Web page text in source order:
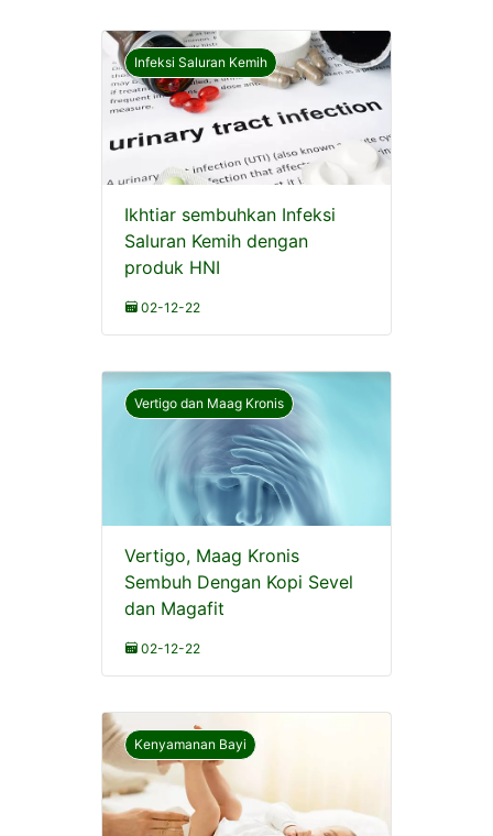
Infeksi Saluran Kemih
Ikhtiar sembuhkan Infeksi
Saluran Kemih dengan
produk HNI
02-12-22
Vertigo dan Maag Kronis
Vertigo, Maag Kronis
Sembuh Dengan Kopi Sevel
dan Magafit
02-12-22
Kenyamanan Bayi